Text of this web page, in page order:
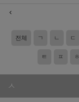
전체 ㄱ ㄴ ㄷ
ㅌ ㅍ ㅎ
ㅅ